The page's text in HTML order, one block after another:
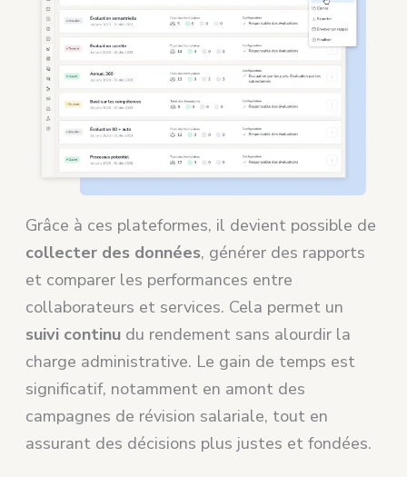
Grâce à ces plateformes, il devient possible de
collecter des données, générer des rapports
et comparer les performances entre
collaborateurs et services. Cela permet un
suivi continu du rendement sans alourdir la
charge administrative. Le gain de temps est
significatif, notamment en amont des
campagnes de révision salariale, tout en
assurant des décisions plus justes et fondées.